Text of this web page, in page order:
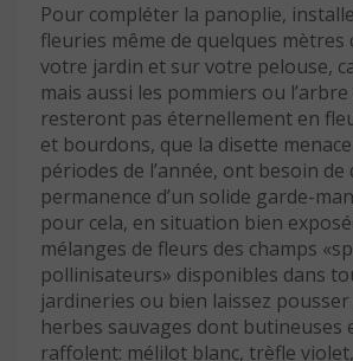
Pour compléter la panoplie,
fleuries même de quelques mètres
votre jardin et sur votre pelouse,
mais aussi les pommiers ou l’arbre
resteront pas éternellement en
et bourdons, que la disette
périodes de l’année, ont besoin
permanence d’un solide garde-
pour cela, en situation bien
mélanges de fleurs des champs
pollinisateurs» disponibles dans
jardineries ou bien laissez
herbes sauvages dont butineuses
raffolent: mélilot blanc, trèfle